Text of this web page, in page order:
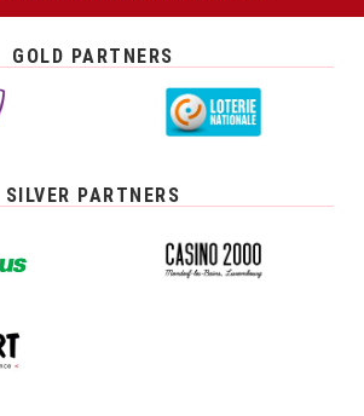
GOLD PARTNERS
SILVER PARTNERS